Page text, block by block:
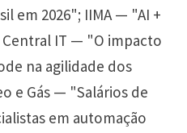
em 2026"; IIMA — "AI +
IT — "O impacto
na agilidade dos
e Gás — "Salários de
em automação